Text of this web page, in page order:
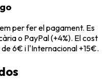
per fer el pagament. Es
o PayPal (+4%). El cost
6€ i l'Internacional +15€.